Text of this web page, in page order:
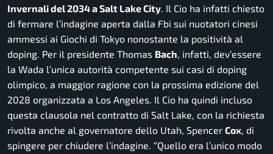
Invernali del 2034 a Salt Lake City. Il Cio ha infatti chiesto
di fermare l’indagine aperta dalla Fbi sui nuotatori cinesi
ammessi ai Giochi di Tokyo nonostante la positività al
doping. Per il presidente Thomas Bach, infatti, dev’essere
la Wada l’unica autorità competente sui casi di doping
olimpico, a maggior ragione con la prossima edizione del
2028 organizzata a Los Angeles. Il Cio ha quindi incluso
questa clausola nel contratto di Salt Lake, con la richiesta
rivolta anche al governatore dello Utah, Spencer Cox, di
spingere per chiudere l’indagine. “Quello era l’unico modo